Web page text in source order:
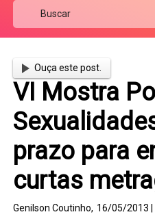
Ouça este post.
VI Mostra
prazo para
curtas
Genilson Coutinho, 16/05/2013 |